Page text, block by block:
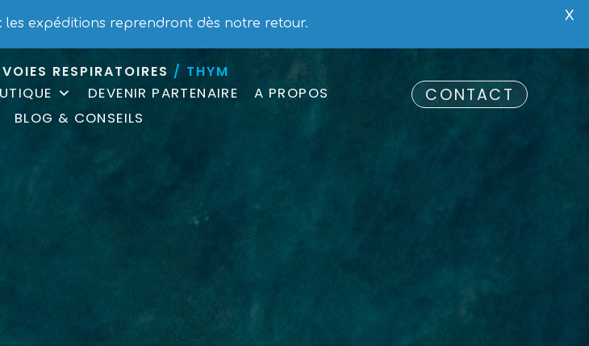
DEVENIR PARTENAIRE
A PROPOS
BLOG & CONSEILS
CONTACT
THYM
VOIES RESPIRATOIRES / THYM
les expéditions reprendront dès notre retour.
X